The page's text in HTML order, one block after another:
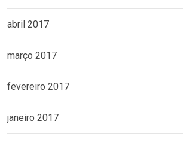
abril 2017
março 2017
fevereiro 2017
janeiro 2017